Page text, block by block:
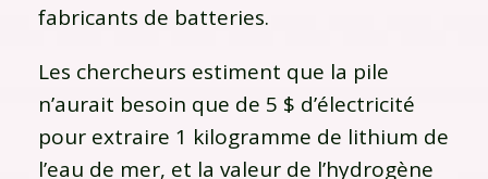
fabricants de batteries.
Les chercheurs estiment que la pile
n’aurait besoin que de 5 $ d’électricité
pour extraire 1 kilogramme de lithium de
l’eau de mer, et la valeur de l’hydrogène